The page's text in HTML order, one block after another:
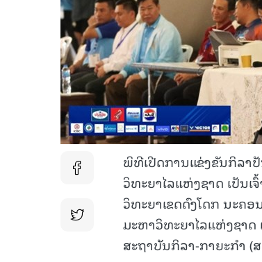
ພິທີເປີດການແຂ່ງຂັນກິລາ
ວິທະຍາໄລແຫ່ງຊາດ ເປັນ
ວິທະຍາເຂດດົງໂດກ ນະຄ
ມະຫາວິທະຍາໄລແຫ່ງຊາ
ສະຖາບັນກິລາ-ກາຍະກຳ (